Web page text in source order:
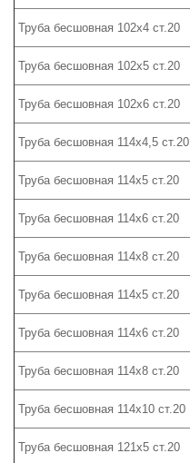
Труба бесшовная 102х4 ст.20
Труба бесшовная 102х5 ст.20
Труба бесшовная 102х6 ст.20
Труба бесшовная 114х4,5 ст.20
Труба бесшовная 114х5 ст.20
Труба бесшовная 114х6 ст.20
Труба бесшовная 114х8 ст.20
Труба бесшовная 114х5 ст.20
Труба бесшовная 114х6 ст.20
Труба бесшовная 114х8 ст.20
Труба бесшовная 114х10 ст.20
Труба бесшовная 121х5 ст.20